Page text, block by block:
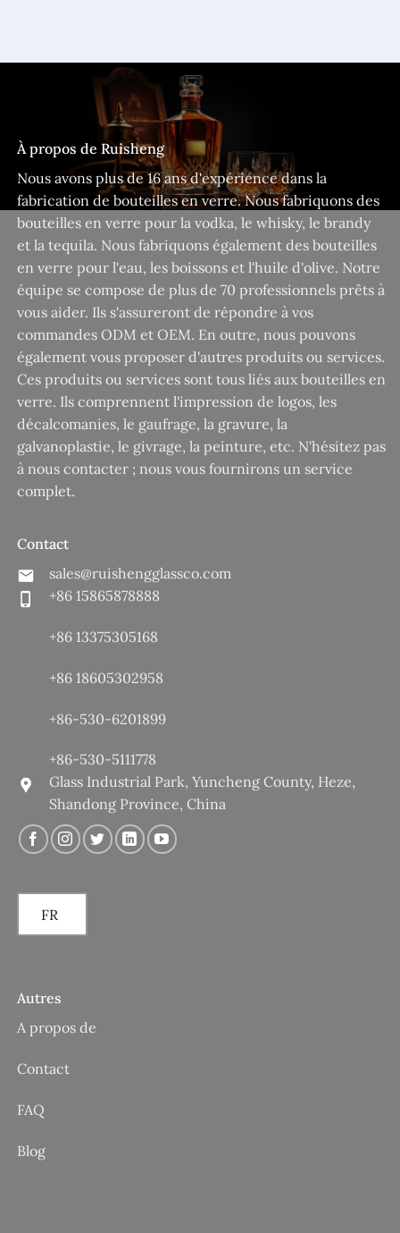
À propos de Ruisheng
Nous avons plus de 16 ans d'expérience dans la
fabrication de bouteilles en verre. Nous fabriquons des
bouteilles en verre pour la vodka, le whisky, le brandy
et la tequila. Nous fabriquons également des bouteilles
en verre pour l'eau, les boissons et l'huile d'olive. Notre
équipe se compose de plus de 70 professionnels prêts à
vous aider. Ils s'assureront de répondre à vos
commandes ODM et OEM. En outre, nous pouvons
également vous proposer d'autres produits ou services.
Ces produits ou services sont tous liés aux bouteilles en
verre. Ils comprennent l'impression de logos, les
décalcomanies, le gaufrage, la gravure, la
galvanoplastie, le givrage, la peinture, etc. N'hésitez pas
à nous contacter ; nous vous fournirons un service
complet.
Contact
sales@ruishengglassco.com
+86 15865878888
+86 13375305168
+86 18605302958
+86-530-6201899
+86-530-5111778
Glass Industrial Park, Yuncheng County, Heze,
Shandong Province, China
FR
Autres
A propos de
Contact
FAQ
Blog